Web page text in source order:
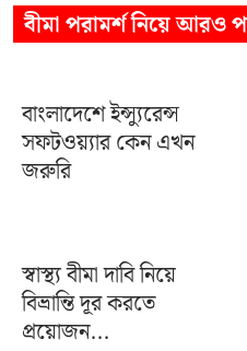
বীমা পরামর্শনিয়ে আরও
বাংলাদেশে ইন্স্যুরেন্স
সফটওয়্যার কেন এখন
জরুরি
স্বাস্থ্য বীমা দাবি নিয়ে
বিভ্রান্তি দূর করতে
প্রয়োজন...